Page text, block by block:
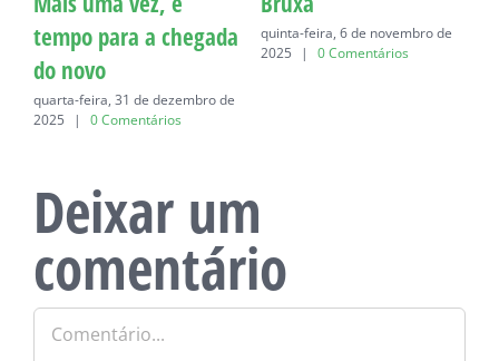
tempo para a chegada
do novo
quarta-feira, 31 de dezembro de
2025
| 0 Comentários
quinta-feira, 6 de novembro de
2025
| 0 Comentários
Deixar um
comentário
Comentário